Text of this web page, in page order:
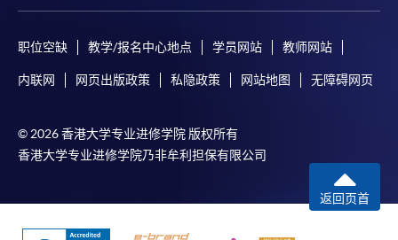
职位空缺 教学/报名中心地点 学员网站 教师网站
内联网 网页出版政策 私隐政策 网站地图 无障碍网页
© 2026 香港大学专业进修学院 版权所有
香港大学专业进修学院乃非牟利担保有限公司
返回页首